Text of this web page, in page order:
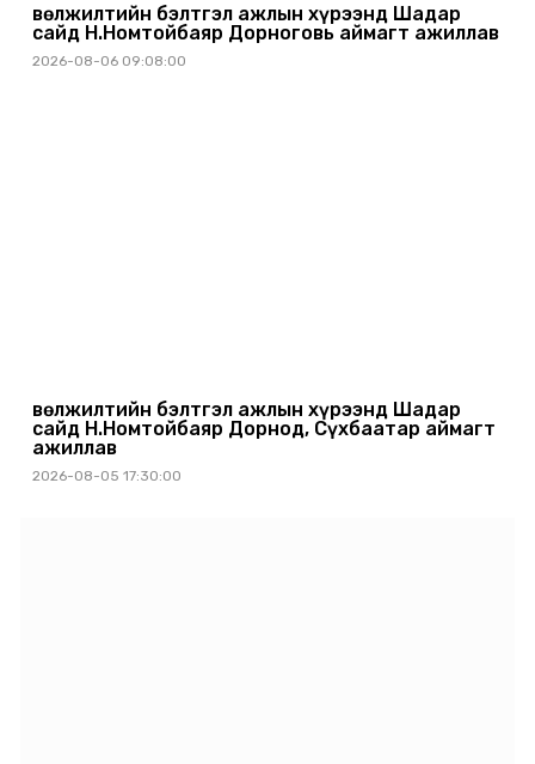
Өвөлжилтийн бэлтгэл ажлын хүрээнд Шадар
сайд Н.Номтойбаяр Дорноговь аймагт ажиллав
2026-08-06 09:08:00
Өвөлжилтийн бэлтгэл ажлын хүрээнд Шадар
сайд Н.Номтойбаяр Дорнод, Сүхбаатар аймагт
ажиллав
2026-08-05 17:30:00